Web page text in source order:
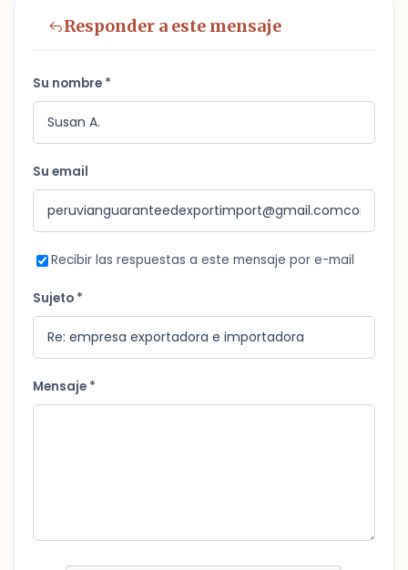
Responder a este mensaje
Su nombre *
Su email
Recibir las respuestas a este mensaje por e-mail
Sujeto *
Mensaje *